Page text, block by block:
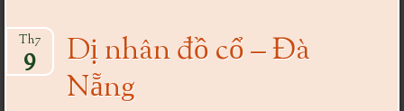
Dị nhân đồ cổ – Đà
Nẵng
Th7
9